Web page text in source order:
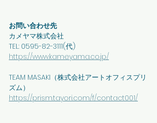
お問い合わせ先
カメヤマ株式会社
TEL: 0595-82-3111(代)
https://www.kameyama.co.jp/
TEAM MASAKI（株式会社アートオフィスプリ
ズム）
https://prism.tayori.com/f/contact001/